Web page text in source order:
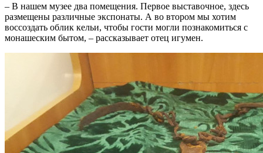
– В нашем музее два помещения. Первое выставочное, здесь
размещены различные экспонаты. А во втором мы хотим
воссоздать облик кельи, чтобы гости могли познакомиться с
монашеским бытом, – рассказывает отец игумен.